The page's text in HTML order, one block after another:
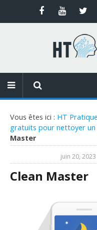
Vous êtes ici : HT Pratique
gratuits pour nettoyer
Master
juin 20, 2023
Clean Master